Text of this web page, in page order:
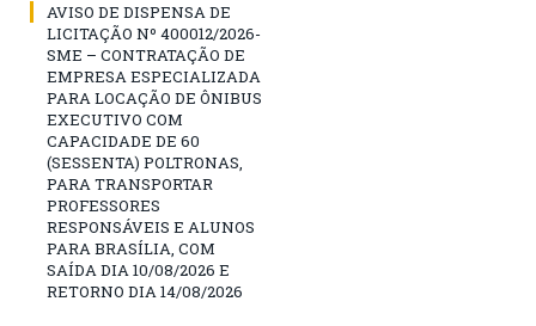
AVISO DE DISPENSA DE
LICITAÇÃO Nº 400012/2026-
SME – CONTRATAÇÃO DE
EMPRESA ESPECIALIZADA
PARA LOCAÇÃO DE ÔNIBUS
EXECUTIVO COM
CAPACIDADE DE 60
(SESSENTA) POLTRONAS,
PARA TRANSPORTAR
PROFESSORES
RESPONSÁVEIS E ALUNOS
PARA BRASÍLIA, COM
SAÍDA DIA 10/08/2026 E
RETORNO DIA 14/08/2026